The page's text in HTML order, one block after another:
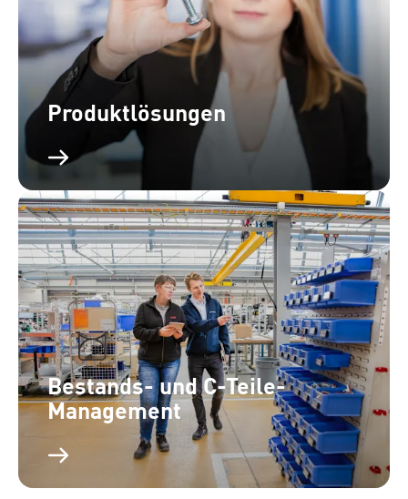
Produktlösungen
Bestands- und C-Teile-
Management